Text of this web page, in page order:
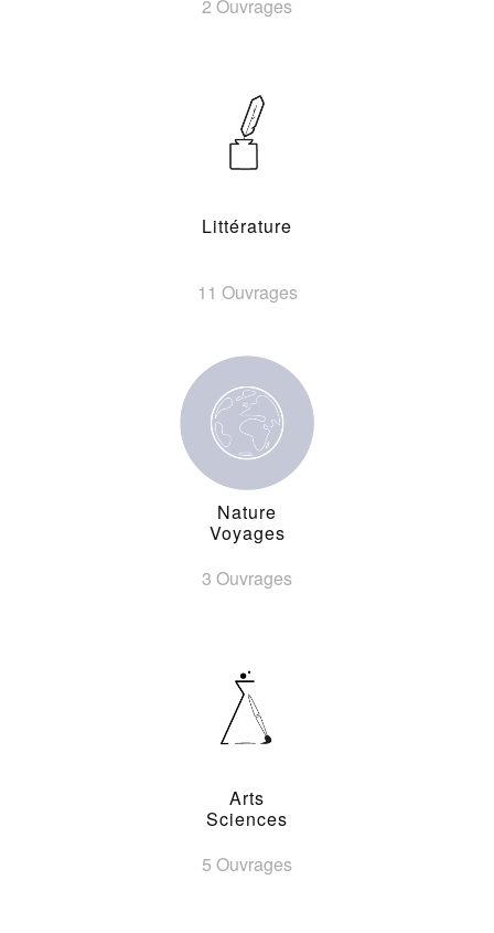
2 Ouvrages
Littérature
11 Ouvrages
Nature
Voyages
3 Ouvrages
Arts
Sciences
5 Ouvrages